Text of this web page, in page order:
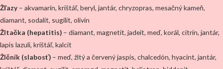
Žľazy – akvamarín, krištáľ, beryl, jantár, chryzopras, mesačný kameň,
diamant, sodalit, sugilit, olivín
Žltačka (hepatitis) – diamant, magnetit, jadeit, meď, korál, citrín, jantár,
lapis lazuli, krištáľ, kalcit
Žlčník (slabosť) – meď, žltý a červený jaspis, chalcedón, hyacint, jantár,